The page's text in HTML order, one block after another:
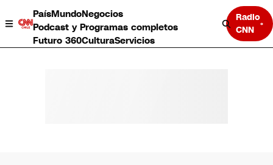
PaísMundoNegocios
Podcast y Programas completos
Futuro 360CulturaServicios
Radio
CNN